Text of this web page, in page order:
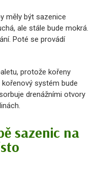
měly být sazenice
ale stále bude mokrá.
Poté se provádí
protože kořeny
systém bude
drenážními otvory
sazenic na